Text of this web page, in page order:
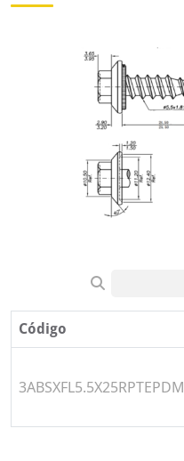
Código
3ABSXFL5.5X25RPTEPDM